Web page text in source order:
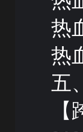
热
热
五